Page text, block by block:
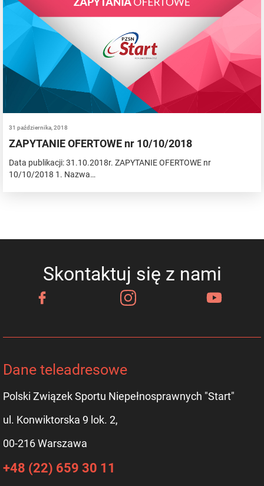
31 października, 2018
ZAPYTANIE OFERTOWE nr 10/10/2018
Data publikacji: 31.10.2018r. ZAPYTANIE OFERTOWE nr
10/10/2018 1. Nazwa…
Skontaktuj się z nami
Dane teleadresowe
Polski Związek Sportu Niepełnosprawnych "Start"
ul. Konwiktorska 9 lok. 2,
00-216 Warszawa
+48 (22) 659 30 11